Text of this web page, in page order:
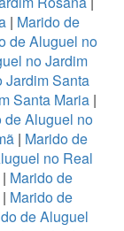
| Marido de
de Aluguel no
no Jardim
Jardim Santa
Santa Maria |
de Aluguel no
| Marido de
no Real
| Marido de
| Marido de
de Aluguel